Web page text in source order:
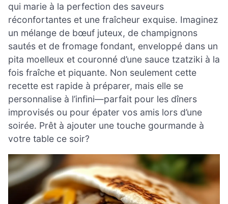
qui marie à la perfection des saveurs
réconfortantes et une fraîcheur exquise. Imaginez
un mélange de bœuf juteux, de champignons
sautés et de fromage fondant, enveloppé dans un
pita moelleux et couronné d’une sauce tzatziki à la
fois fraîche et piquante. Non seulement cette
recette est rapide à préparer, mais elle se
personnalise à l’infini—parfait pour les dîners
improvisés ou pour épater vos amis lors d’une
soirée. Prêt à ajouter une touche gourmande à
votre table ce soir?